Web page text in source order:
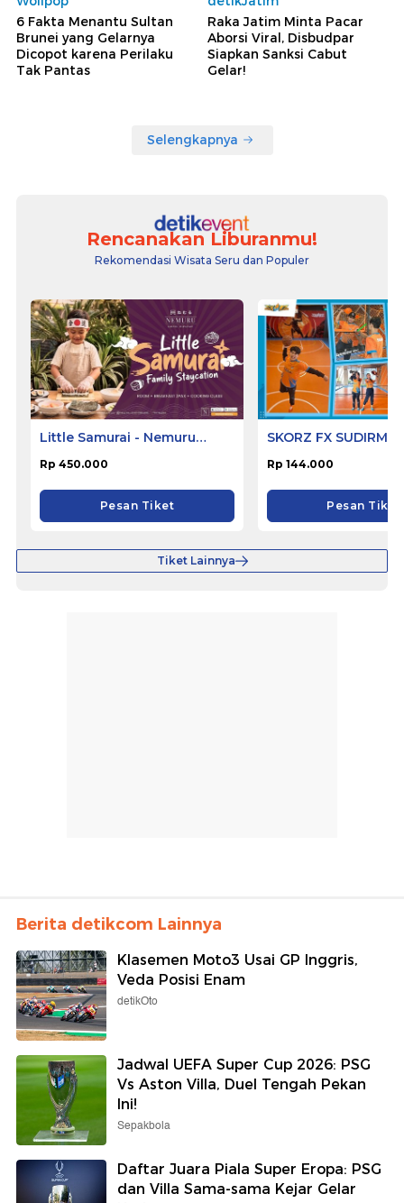
6 Fakta Menantu Sultan
Brunei yang Gelarnya
Dicopot karena Perilaku
Tak Pantas
Raka Jatim Minta Pacar
Aborsi Viral, Disbudpar
Siapkan Sanksi Cabut
Gelar!
Selengkapnya
Rencanakan Liburanmu!
Rekomendasi Wisata Seru dan Populer
Little Samurai - Nemuru
Rp 450.000
Pesan Tiket
SKORZ FX
Rp 144.000
Pesan Tiket
Tiket Lainnya
Berita detikcom Lainnya
Klasemen Moto3 Usai GP Inggris,
Veda Posisi Enam
detikOto
Jadwal UEFA Super Cup 2026: PSG
Vs Aston Villa, Duel Tengah Pekan
Ini!
Sepakbola
Daftar Juara Piala Super Eropa: PSG
dan Villa Sama-sama Kejar Gelar